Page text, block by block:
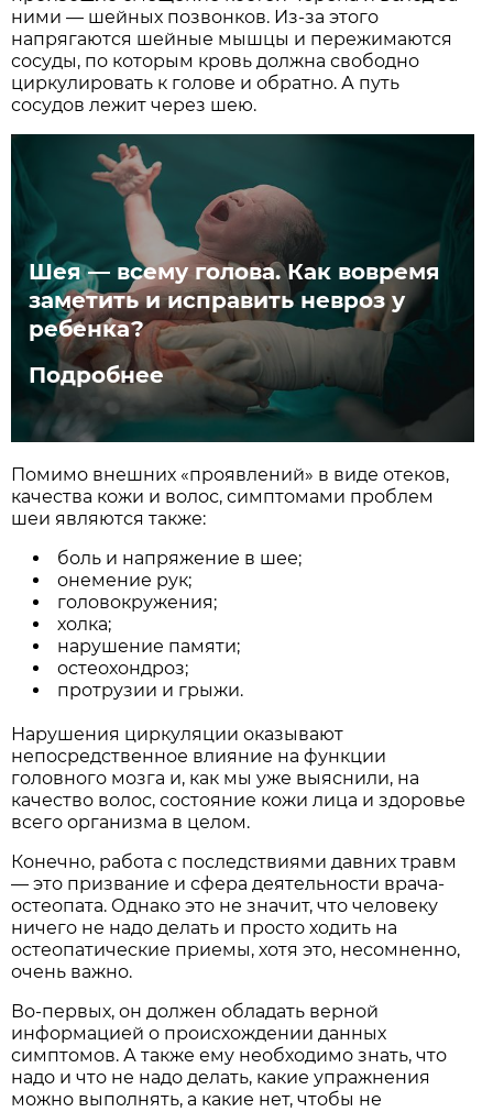
ними — шейных позвонков. Из-за этого
напрягаются шейные мышцы и пережимаются
сосуды, по которым кровь должна свободно
циркулировать к голове и обратно. А путь
сосудов лежит через шею.
Шея — всему голова. Как вовремя
заметить и исправить невроз у
ребенка?
Подробнее
Помимо внешних «проявлений» в виде отеков,
качества кожи и волос, симптомами проблем
шеи являются также:
боль и напряжение в шее;
онемение рук;
головокружения;
холка;
нарушение памяти;
остеохондроз;
протрузии и грыжи.
Нарушения циркуляции оказывают
непосредственное влияние на функции
головного мозга и, как мы уже выяснили, на
качество волос, состояние кожи лица и здоровье
всего организма в целом.
Конечно, работа с последствиями давних травм
— это призвание и сфера деятельности врача-
остеопата. Однако это не значит, что человеку
ничего не надо делать и просто ходить на
остеопатические приемы, хотя это, несомненно,
очень важно.
Во-первых, он должен обладать верной
информацией о происхождении данных
симптомов. А также ему необходимо знать, что
надо и что не надо делать, какие упражнения
можно выполнять, а какие нет, чтобы не